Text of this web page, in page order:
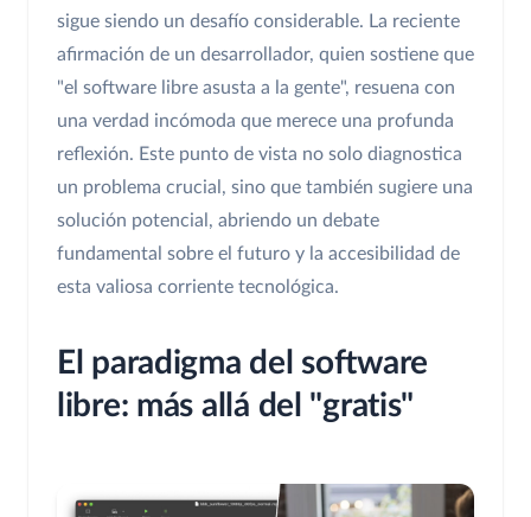
sigue siendo un desafío considerable. La reciente
afirmación de un desarrollador, quien sostiene que
"el software libre asusta a la gente", resuena con
una verdad incómoda que merece una profunda
reflexión. Este punto de vista no solo diagnostica
un problema crucial, sino que también sugiere una
solución potencial, abriendo un debate
fundamental sobre el futuro y la accesibilidad de
esta valiosa corriente tecnológica.
El paradigma del software
libre: más allá del "gratis"